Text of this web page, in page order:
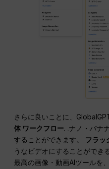
さらに良いことに、
体 ワークフロー. .ナノ・バナ
することができます。 フラッ
うなビデオにすることができ
最高の画像・動画AIツールを